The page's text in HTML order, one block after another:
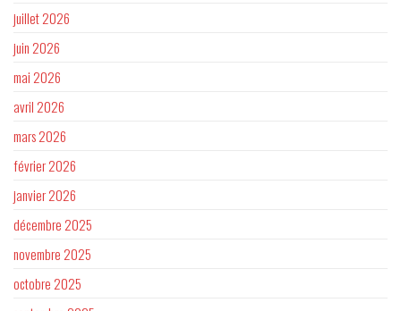
juillet 2026
juin 2026
mai 2026
avril 2026
mars 2026
février 2026
janvier 2026
décembre 2025
novembre 2025
octobre 2025